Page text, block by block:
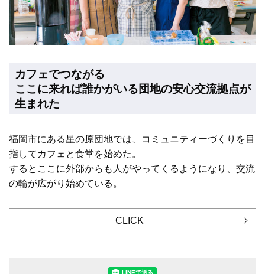
カフェでつながる
ここに来れば誰かがいる団地の安心交流拠点が
生まれた
福岡市にある星の原団地では、コミュニティーづくりを目
指してカフェと食堂を始めた。
するとここに外部からも人がやってくるようになり、交流
の輪が広がり始めている。
CLICK
LINEで送る(別ウィンドウで開きま